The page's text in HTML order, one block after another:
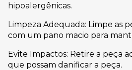
hipoalergênicas.
Limpeza Adequada: Limpe as
com um pano macio para
Evite Impactos: Retire a peça
que possam danificar a peça.